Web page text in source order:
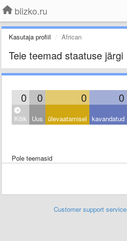
blizko.ru
Kasutaja profiil African
Teie teemad staatuse järgi
0 0 0 0
Kõik Uus ülevaatamisel kavandatud
Pole teemasid
Customer support service